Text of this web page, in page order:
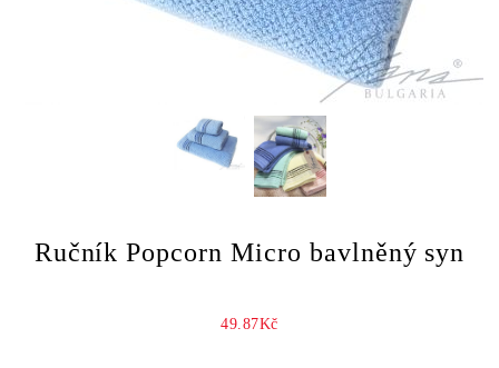
Ručník Popcorn Micro bavlněný syn
49.87Kč